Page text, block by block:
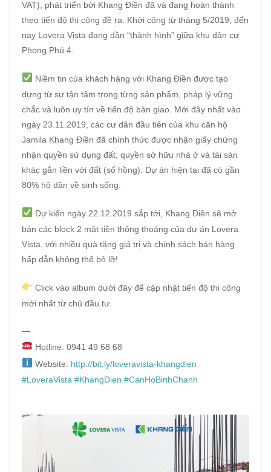
VAT), phát triển bởi Khang Điền đã và đang hoàn thành
theo tiến độ thi công đề ra. Khởi công từ tháng 5/2019, đến
nay Lovera Vista đang dần “thành hình” giữa khu dân cư
Phong Phú 4.
Niềm tin của khách hàng với Khang Điền được tạo
dựng từ sự tận tâm trong từng sản phẩm, pháp lý vững
chắc và luôn uy tín về tiến độ bàn giao. Mới đây nhất vào
ngày 23.11.2019, các cư dân đầu tiên của khu căn hộ
Jamila Khang Điền đã chính thức được nhận giấy chứng
nhận quyền sử dụng đất, quyền sở hữu nhà ở và tài sản
khác gắn liền với đất (sổ hồng). Dự án hiện tại đã có gần
80% hộ dân về sinh sống.
Dự kiến ngày 22.12.2019 sắp tới, Khang Điền sẽ mở
bán các block 2 mặt tiền thông thoáng của dự án Lovera
Vista, với nhiều quà tặng giá trị và chính sách bán hàng
hấp dẫn không thể bỏ lỡ!
Click vào album dưới đây để cập nhật tiến độ thi công
mới nhất từ chủ đầu tư.
—
Hotline: 0941 49 68 68
Website: http://bit.ly/loveravista-khangdien
#LoveraVista #KhangDien #CanHoBinhChanh